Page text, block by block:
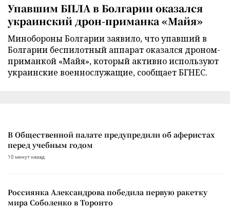
Упавшим БПЛА в Болгарии оказался
украинский дрон-приманка «Майя»
Минобороны Болгарии заявило, что упавший в
Болгарии беспилотный аппарат оказался дроном-
приманкой «Майя», который активно используют
украинские военнослужащие, сообщает БГНЕС.
В Общественной палате предупредили об аферистах
перед учебным годом
10 минут назад
Россиянка Александрова победила первую ракетку
мира Соболенко в Торонто